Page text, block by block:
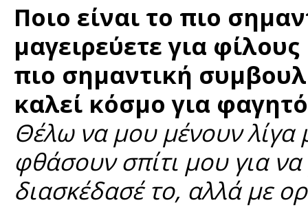
Ποιο είναι το πιο
μαγειρεύετε για
πιο σημαντική
καλεί κόσμο για
Θέλω να μου μένουν
φθάσουν σπίτι μου για
διασκέδασέ το, αλλά με